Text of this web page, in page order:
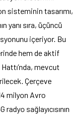
sisteminin tasarımı,
yanı sıra, üçüncü
içeriyor. Bu
hem de aktif
mevcut
Çerçeve
milyon Avro
sağlayıcısının